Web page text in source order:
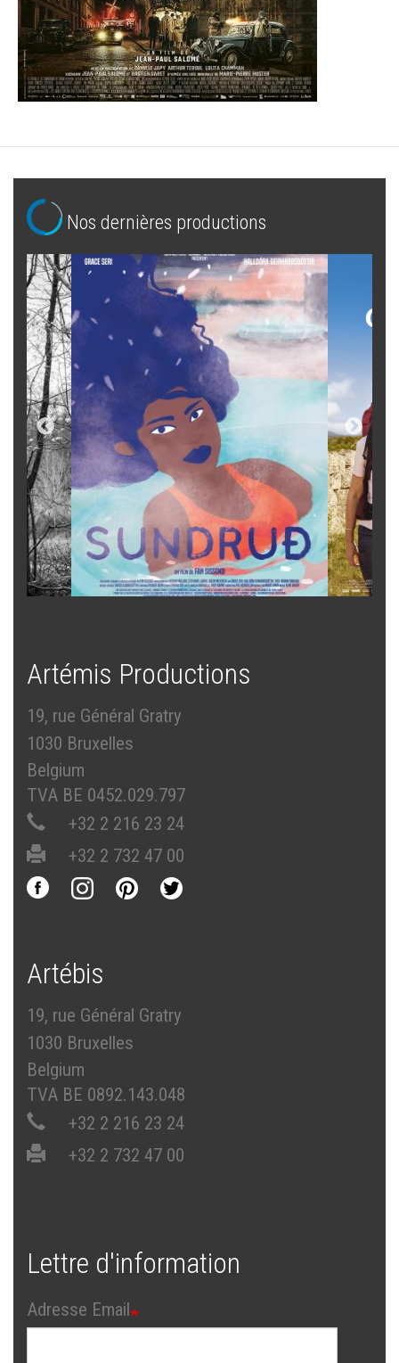
Nos dernières productions
Artémis Productions
19, rue Général Gratry
1030 Bruxelles
Belgium
TVA BE 0452.029.797
+32 2 216 23 24
+32 2 732 47 00
Artébis
19, rue Général Gratry
1030 Bruxelles
Belgium
TVA BE 0892.143.048
+32 2 216 23 24
+32 2 732 47 00
Lettre d'information
Adresse Email